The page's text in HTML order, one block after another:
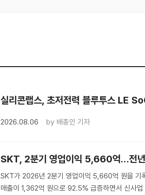
실리콘랩스, 초저전력 블루투스 LE
2026.08.06 by 배종인 기자
SKT, 2분기 영업이익 5,660억…전
SKT가 2026년 2분기 영업이익 5,660억 원을 기
매출이 1,362억 원으로 92.5% 급증하면서 신사